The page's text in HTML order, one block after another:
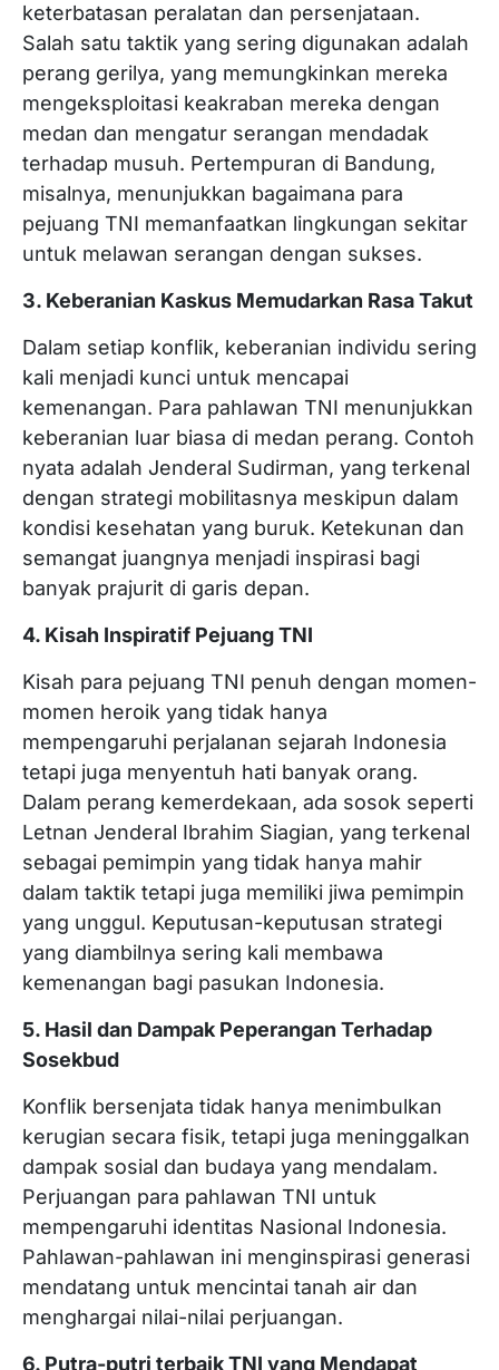
keterbatasan peralatan dan persenjataan.
Salah satu taktik yang sering digunakan adalah
perang gerilya, yang memungkinkan mereka
mengeksploitasi keakraban mereka dengan
medan dan mengatur serangan mendadak
terhadap musuh. Pertempuran di Bandung,
misalnya, menunjukkan bagaimana para
pejuang TNI memanfaatkan lingkungan sekitar
untuk melawan serangan dengan sukses.
3. Keberanian Kaskus Memudarkan Rasa Takut
Dalam setiap konflik, keberanian individu sering
kali menjadi kunci untuk mencapai
kemenangan. Para pahlawan TNI menunjukkan
keberanian luar biasa di medan perang. Contoh
nyata adalah Jenderal Sudirman, yang terkenal
dengan strategi mobilitasnya meskipun dalam
kondisi kesehatan yang buruk. Ketekunan dan
semangat juangnya menjadi inspirasi bagi
banyak prajurit di garis depan.
4. Kisah Inspiratif Pejuang TNI
Kisah para pejuang TNI penuh dengan momen-
momen heroik yang tidak hanya
mempengaruhi perjalanan sejarah Indonesia
tetapi juga menyentuh hati banyak orang.
Dalam perang kemerdekaan, ada sosok seperti
Letnan Jenderal Ibrahim Siagian, yang terkenal
sebagai pemimpin yang tidak hanya mahir
dalam taktik tetapi juga memiliki jiwa pemimpin
yang unggul. Keputusan-keputusan strategi
yang diambilnya sering kali membawa
kemenangan bagi pasukan Indonesia.
5. Hasil dan Dampak Peperangan Terhadap
Sosekbud
Konflik bersenjata tidak hanya menimbulkan
kerugian secara fisik, tetapi juga meninggalkan
dampak sosial dan budaya yang mendalam.
Perjuangan para pahlawan TNI untuk
mempengaruhi identitas Nasional Indonesia.
Pahlawan-pahlawan ini menginspirasi generasi
mendatang untuk mencintai tanah air dan
menghargai nilai-nilai perjuangan.
6. Putra-putri terbaik TNI yang Mendapat